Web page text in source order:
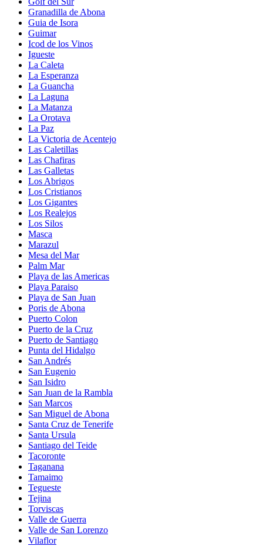
Granadilla de Abona
Guia de Isora
Guimar
Icod de los Vinos
Igueste
La Caleta
La Esperanza
La Guancha
La Laguna
La Matanza
La Orotava
La Paz
La Victoria de Acentejo
Las Caletillas
Las Chafiras
Las Galletas
Los Abrigos
Los Cristianos
Los Gigantes
Los Realejos
Los Silos
Masca
Marazul
Mesa del Mar
Palm Mar
Playa de las Americas
Playa Paraiso
Playa de San Juan
Poris de Abona
Puerto Colon
Puerto de la Cruz
Puerto de Santiago
Punta del Hidalgo
San Andrés
San Eugenio
San Isidro
San Juan de la Rambla
San Marcos
San Miguel de Abona
Santa Cruz de Tenerife
Santa Ursula
Santiago del Teide
Tacoronte
Taganana
Tamaimo
Tegueste
Tejina
Torviscas
Valle de Guerra
Valle de San Lorenzo
Vilaflor